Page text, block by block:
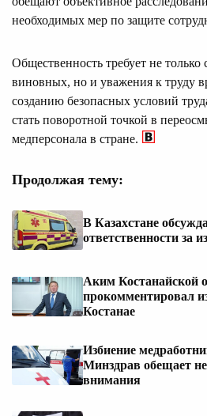
необходимых мер по защите
Общественность требует не только
виновных, но и уважения к труду
созданию безопасных условий
стать поворотной точкой в
медперсонала в стране.
Продолжая тему:
В Казахстане
ответственности за
Аким Костанайской
прокомментировал
Костанае
Избиение
Минздрав обещает
внимания